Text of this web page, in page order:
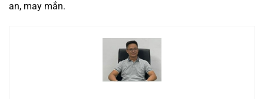
an, may mắn.